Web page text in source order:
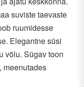
suviste taevaste
ruumidesse
Elegantne süsi
võlu. Sügav toon
meenutades